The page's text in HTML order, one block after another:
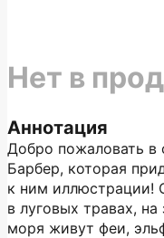
Аннотация
Добро пожаловать
Барбер, которая
к ним иллюстрации!
в луговых травах,
моря живут феи,
Нет в